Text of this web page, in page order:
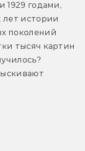
1929 годами,
лет истории
поколений
тысяч картин